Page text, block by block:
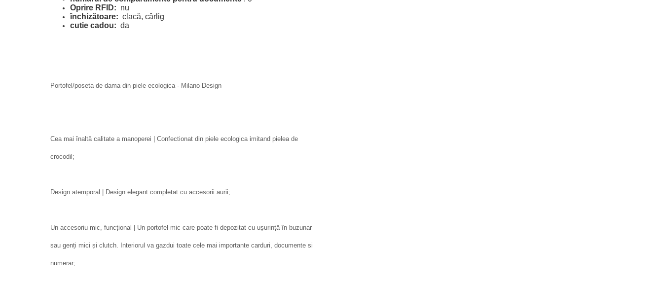
Oprire RFID: nu
închizătoare: clacă, cârlig
cutie cadou: da
Portofel/poseta de dama din piele ecologica - Milano Design
Cea mai înaltă calitate a manoperei | Confectionat din piele ecologica imitand pielea de
crocodil;
Design atemporal | Design elegant completat cu accesorii aurii;
Un accesoriu mic, funcțional | Un portofel mic care poate fi depozitat cu ușurință în buzunar
sau genți mici și clutch. Interiorul va gazdui toate cele mai importante carduri, documente si
numerar;